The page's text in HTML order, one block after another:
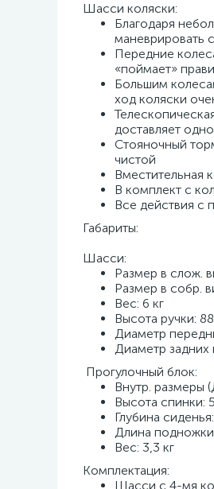
Шасси коляски:
Благодаря
маневрировать
Передние
«поймает»
Большим
ход коляски
доставляет
Стояночный
чистой
Вместительная
В комплект с
Все действия с
Габариты:
Шасси:
Размер в слож.
Размер в собр.
Вес: 6 кг
Высота ручки:
Диаметр
Диаметр задних
Прогулочный блок:
Внутр. размеры
Высота спинки:
Глубина
Длина
Вес: 3,3 кг
Комплектация:
Шасси с 4-мя